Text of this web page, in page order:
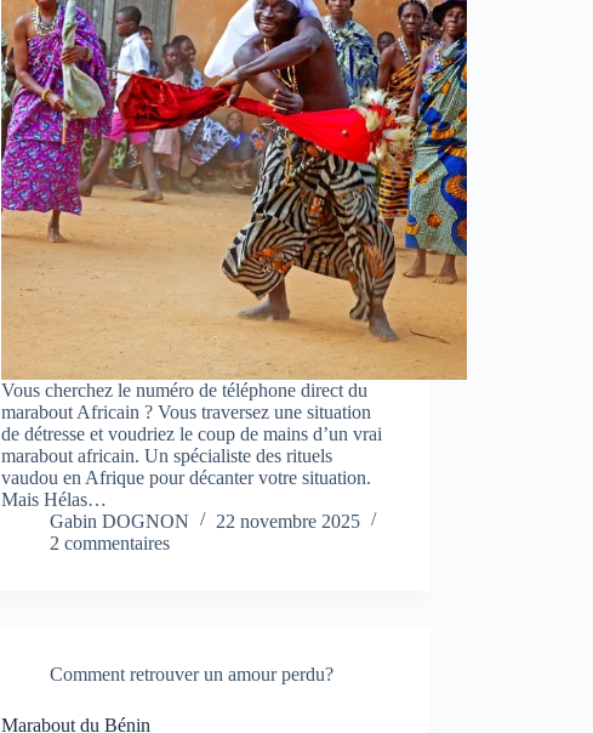
Vous cherchez le numéro de téléphone direct du
marabout Africain ? Vous traversez une situation
de détresse et voudriez le coup de mains d’un vrai
marabout africain. Un spécialiste des rituels
vaudou en Afrique pour décanter votre situation.
Mais Hélas…
Gabin DOGNON
22 novembre 2025
2 commentaires
Comment retrouver un amour perdu?
Marabout du Bénin